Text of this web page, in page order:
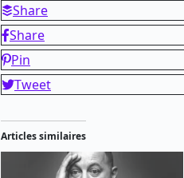
Share
Share
Pin
Tweet
Articles similaires